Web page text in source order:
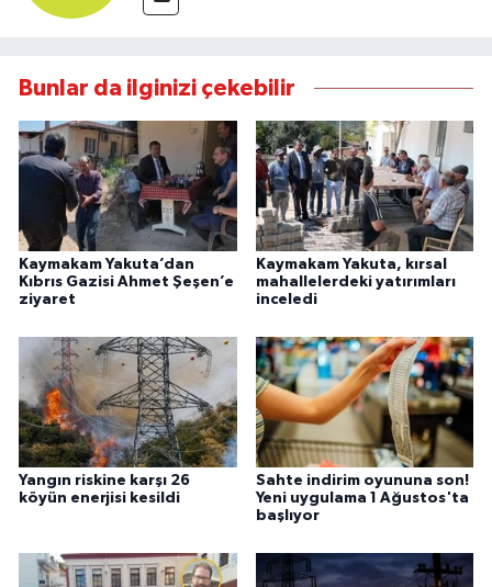
Bunlar da ilginizi çekebilir
Kaymakam Yakuta’dan
Kıbrıs Gazisi Ahmet Şeşen’e
ziyaret
Kaymakam Yakuta, kırsal
mahallelerdeki yatırımları
inceledi
Yangın riskine karşı 26
köyün enerjisi kesildi
Sahte indirim oyununa son!
Yeni uygulama 1 Ağustos'ta
başlıyor